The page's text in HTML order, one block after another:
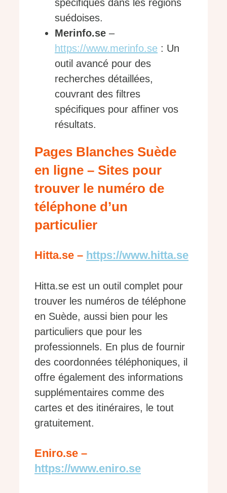
spécifiques dans les régions
suédoises.
Merinfo.se –
https://www.merinfo.se : Un
outil avancé pour des
recherches détaillées,
couvrant des filtres
spécifiques pour affiner vos
résultats.
Pages Blanches Suède
en ligne – Sites pour
trouver le numéro de
téléphone d’un
particulier
Hitta.se – https://www.hitta.se
Hitta.se est un outil complet pour
trouver les numéros de téléphone
en Suède, aussi bien pour les
particuliers que pour les
professionnels. En plus de fournir
des coordonnées téléphoniques, il
offre également des informations
supplémentaires comme des
cartes et des itinéraires, le tout
gratuitement.
Eniro.se –
https://www.eniro.se